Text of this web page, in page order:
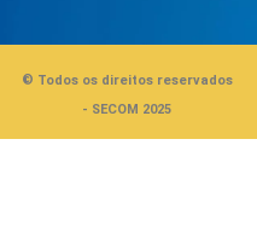
© Todos os direitos reservados
- SECOM 2025